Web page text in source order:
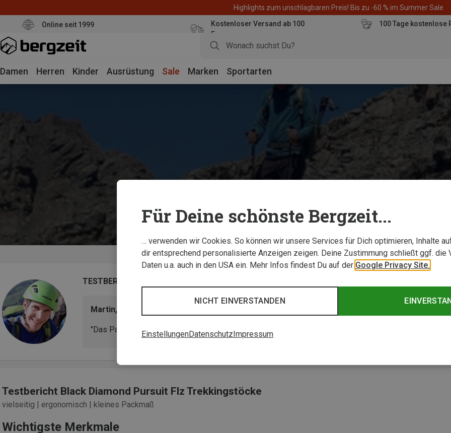
Highlights zum unschlagbaren Preis! Bis zu -60 % im Summer Sale
Online seit 1999
Kostenloser Versand ab 100
Euro
100 Tage kostenlose
Damen Herren Kinder Ausrüstung Sale Marken Sportarten
TESTBERICHT
Martin, Alpinist & Produkttester
"Das Packmaß ist unschlagbar und sorgt für maximale Bewegungsfreiheit"
Testbericht Black Diamond Pursuit Flz Trekkingstöcke
vielseitig | ergonomisch | kleines Packmaß
Wichtigste Merkmale
Für Deine schönste Bergzeit...
… verwenden wir Cookies. So können wir unsere Services für Dich optimieren, Inhalte
dir entsprechend personalisierte Anzeigen zeigen. Deine Zustimmung schließt ggf. die
Daten u.a. auch in den USA ein. Mehr Infos findest Du auf der Google Privacy Site.
NICHT EINVERSTANDEN
EinstellungenDatenschutzImpressum